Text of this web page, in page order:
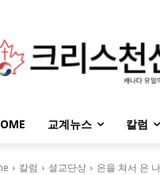
교계뉴스 칼럼
칼럼 설교단상 은을 쳐서 은